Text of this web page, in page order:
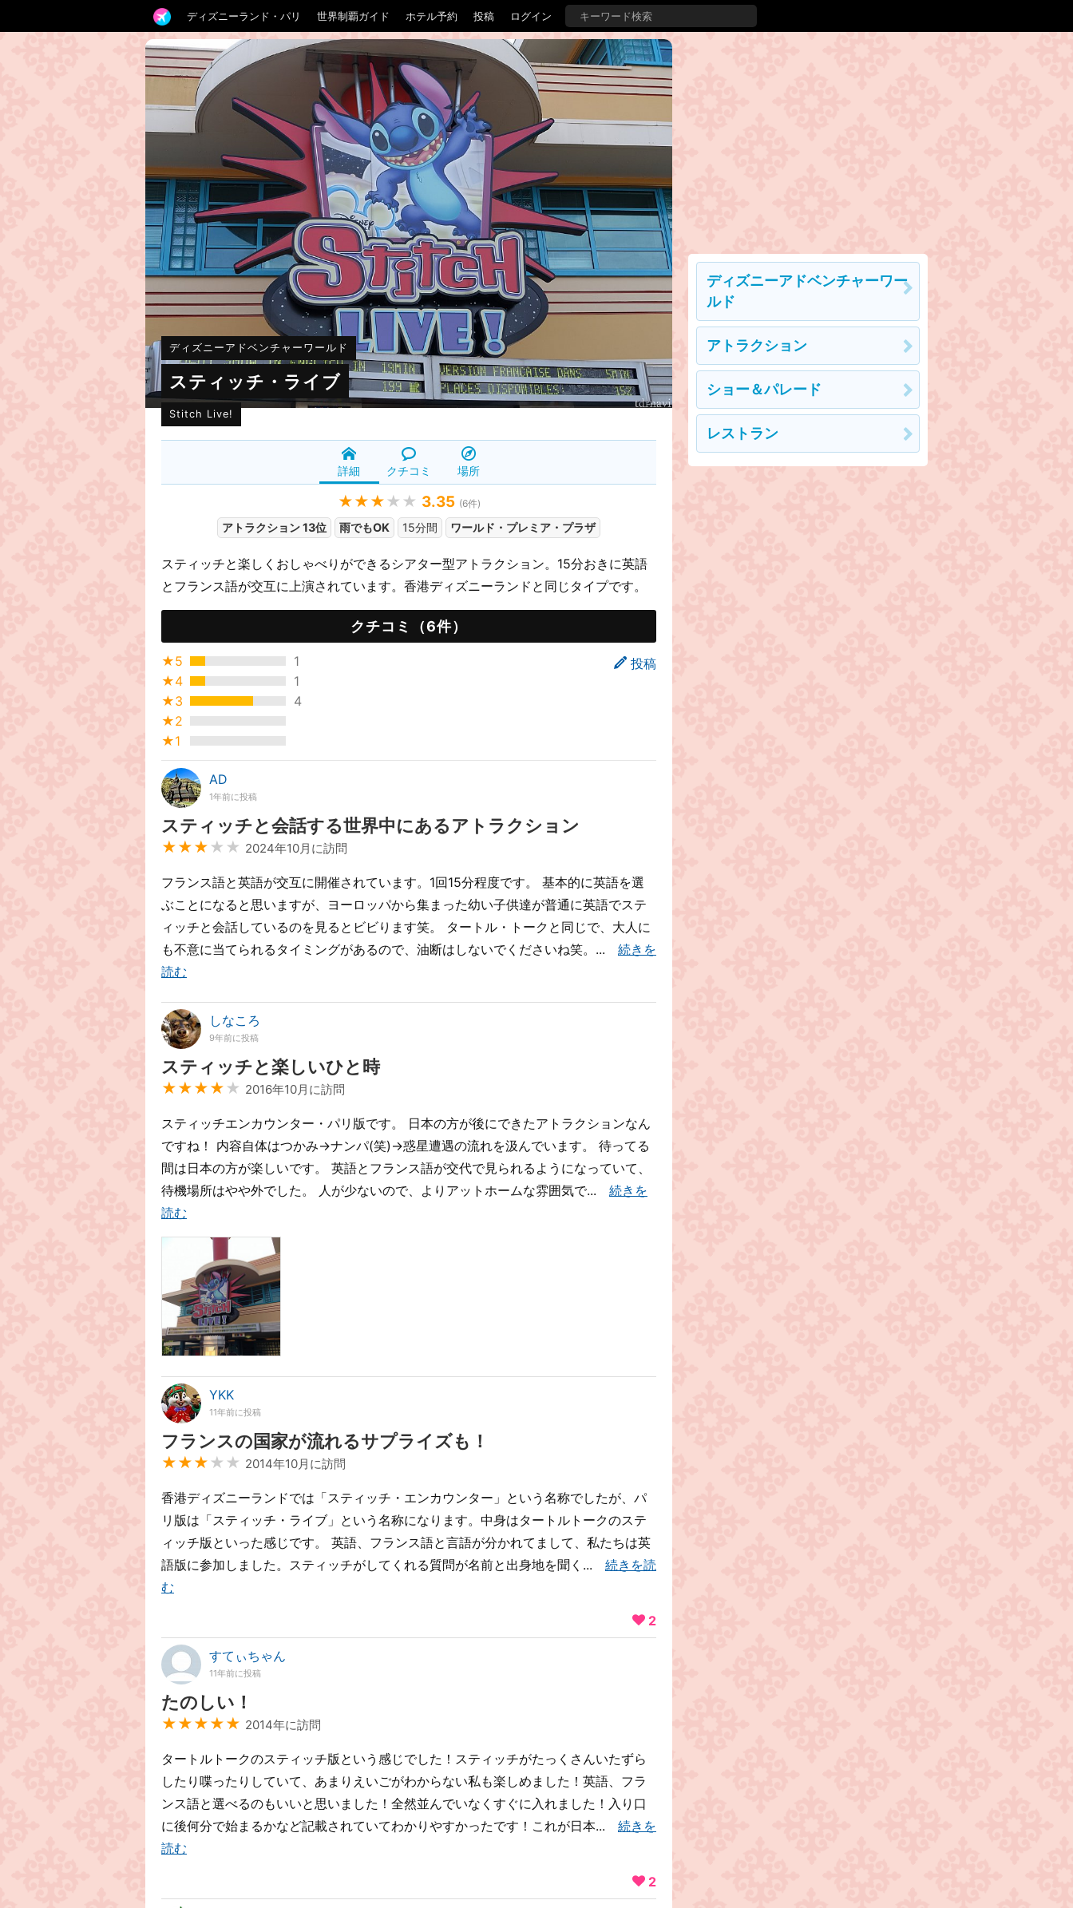
ディズニーランド・パリ 世界制覇ガイド ホテル予約 投稿 ログイン
ディズニーアドベンチャーワールド
スティッチ・ライブ
Stitch Live!
詳細 クチコミ 場所
★★★ ★★ 3.35 (6件)
アトラクション 13位 雨でもOK 15分間 ワールド・プレミア・プラザ
スティッチと楽しくおしゃべりができるシアター型アトラクション。15分おきに英語
とフランス語が交互に上演されています。香港ディズニーランドと同じタイプです。
クチコミ（6件）
投稿
★5
1
★4
1
★3
4
★2
★1
AD
1年前に投稿
スティッチと会話する世界中にあるアトラクション
★★★ ★★ 2024年10月に訪問
フランス語と英語が交互に開催されています。1回15分程度です。 基本的に英語を選
ぶことになると思いますが、ヨーロッパから集まった幼い子供達が普通に英語でステ
ィッチと会話しているのを見るとビビります笑。 タートル・トークと同じで、大人に
も不意に当てられるタイミングがあるので、油断はしないでくださいね笑。... 続きを
読む
しなころ
9年前に投稿
スティッチと楽しいひと時
★★★★ ★ 2016年10月に訪問
スティッチエンカウンター・パリ版です。 日本の方が後にできたアトラクションなん
ですね！ 内容自体はつかみ→ナンパ(笑)→惑星遭遇の流れを汲んでいます。 待ってる
間は日本の方が楽しいです。 英語とフランス語が交代で見られるようになっていて、
待機場所はやや外でした。 人が少ないので、よりアットホームな雰囲気で... 続きを
読む
YKK
11年前に投稿
フランスの国家が流れるサプライズも！
★★★ ★★ 2014年10月に訪問
香港ディズニーランドでは「スティッチ・エンカウンター」という名称でしたが、パ
リ版は「スティッチ・ライブ」という名称になります。中身はタートルトークのステ
ィッチ版といった感じです。 英語、フランス語と言語が分かれてまして、私たちは英
語版に参加しました。スティッチがしてくれる質問が名前と出身地を聞く... 続きを読
む
2
すてぃちゃん
11年前に投稿
たのしい！
★★★★★ 2014年に訪問
タートルトークのスティッチ版という感じでした！スティッチがたっくさんいたずら
したり喋ったりしていて、あまりえいごがわからない私も楽しめました！英語、フラ
ンス語と選べるのもいいと思いました！全然並んでいなくすぐに入れました！入り口
に後何分で始まるかなど記載されていてわかりやすかったです！これが日本... 続きを
読む
2
ディズニーアドベンチャーワー
ルド
アトラクション
ショー＆パレード
レストラン